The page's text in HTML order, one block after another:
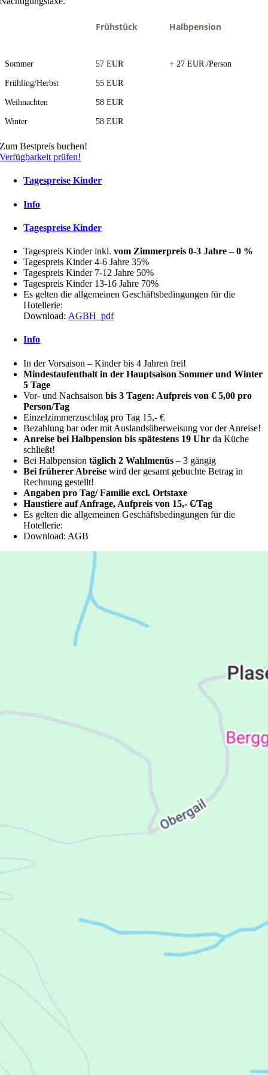
Frühstück Halbpension
Sommer 57 EUR + 27 EUR /Person
Frühling/Herbst 55 EUR
Weihnachten 58 EUR
Winter 58 EUR
Zum Bestpreis buchen!
Verfügbarkeit prüfen!
Tagespreise Kinder
Info
Tagespreise Kinder
Tagespreis Kinder inkl.vom Zimmerpreis 0-3 Jahre – 0 %
Tagespreis Kinder 4-6 Jahre 35%
Tagespreis Kinder 7-12 Jahre 50%
Tagespreis Kinder 13-16 Jahre 70%
Es gelten die allgemeinen Geschäftsbedingungen für die
Hotellerie:
Download: AGBH_pdf
Info
In der Vorsaison – Kinder bis 4 Jahren frei!
Mindestaufenthalt in der Hauptsaison Sommer und Winter
5 Tage
Vor- und Nachsaisonbis 3 Tagen: Aufpreis von € 5,00 pro
Person/Tag
Einzelzimmerzuschlag pro Tag 15,- €
Bezahlung bar oder mit Auslandsüberweisung vor der Anreise!
Anreise bei Halbpension bis spätestens 19 Uhrda Küche
schließt!
Bei Halbpensiontäglich 2 Wahlmenüs – 3 gängig
Bei früherer Abreise wird der gesamt gebuchte Betrag in
Rechnung gestellt!
Angaben pro Tag/ Familie excl. Ortstaxe
Haustiere auf Anfrage, Aufpreis von 15,- €/Tag
Es gelten die allgemeinen Geschäftsbedingungen für die
Hotellerie:
Download: AGB